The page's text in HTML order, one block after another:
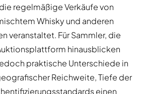
regelmäßige Verkäufe von
Whisky und anderen
veranstaltet. Für Sammler, die
hinausblicken
praktische Unterschiede in
Reichweite, Tiefe der
einen